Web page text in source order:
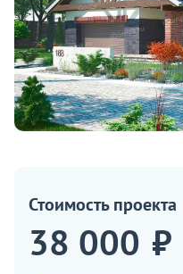
Стоимость проекта
38 000 ₽